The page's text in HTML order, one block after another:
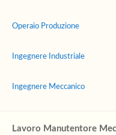
Operaio Produzione
Ingegnere Industriale
Ingegnere Meccanico
Lavoro Manutentore